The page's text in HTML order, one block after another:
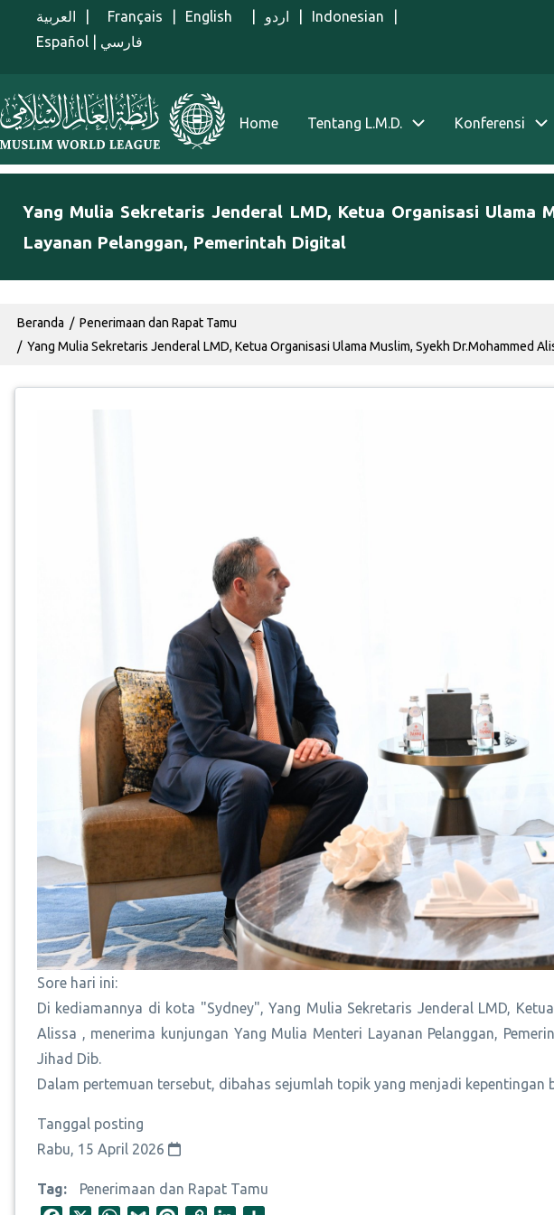
Lompat ke isi utama
العربية Français English اردو Indonesian
Español
فارسي
Menu Indonesian
Home Tentang L.M.D. Konferensi
Yang Mulia Sekretaris Jenderal LMD, Ketua Organisasi Ulama
Layanan Pelanggan, Pemerintah Digital
Breadcrumb
Beranda
Penerimaan dan Rapat Tamu
Yang Mulia Sekretaris Jenderal LMD, Ketua Organisasi Ulama Muslim, Syekh Dr.Mohammed
Sore hari ini:
Di kediamannya di kota "Sydney", Yang Mulia Sekretaris Jenderal LMD,
Alissa , menerima kunjungan Yang Mulia Menteri Layanan Pelanggan,
Jihad Dib.
Dalam pertemuan tersebut, dibahas sejumlah topik yang menjadi kepentingan
Tanggal posting
Rabu, 15 April 2026
Tag
Penerimaan dan Rapat Tamu